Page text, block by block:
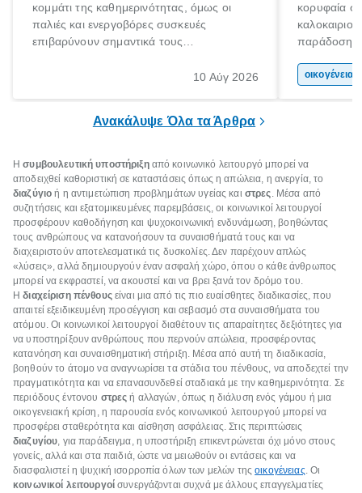
κομμάτι της καθημερινότητας, όμως οι
παλιές και ενεργοβόρες συσκευές
επιβαρύνουν σημαντικά τους
Εδώ ακριβώς έρχεται να βοηθήσει η
καλύπτουν μέρος του κόστους
10 Αύγ 2026
κορυφαία
παράδοση με
χώρας. Είτε
Ανακάλυψε Όλα τα Άρθρα
Ησυμβουλευτική υποστήριξηαπό κοινωνικό λειτουργό μπορεί να
αποδειχθεί καθοριστική σε καταστάσεις όπως η απώλεια, η ανεργία, το
διαζύγιο ή η αντιμετώπιση προβλημάτων υγείας και στρες. Μέσα από
συζητήσεις και εξατομικευμένες παρεμβάσεις, οι κοινωνικοί λειτουργοί
προσφέρουν καθοδήγηση και ψυχοκοινωνική ενδυνάμωση, βοηθώντας
τους ανθρώπους να κατανοήσουν τα συναισθήματά τους και να
διαχειριστούν αποτελεσματικά τις δυσκολίες. Δεν παρέχουν απλώς
«λύσεις», αλλά δημιουργούν έναν ασφαλή χώρο, όπου ο κάθε άνθρωπος
μπορεί να εκφραστεί, να ακουστεί και να βρει ξανά τον δρόμο του.
Ηδιαχείριση πένθουςείναι μια από τις πιο ευαίσθητες διαδικασίες, που
απαιτεί εξειδικευμένη προσέγγιση και σεβασμό στα συναισθήματα του
ατόμου. Οι κοινωνικοί λειτουργοί διαθέτουν τις απαραίτητες δεξιότητες για
να υποστηρίξουν ανθρώπους που περνούν απώλεια, προσφέροντας
κατανόηση και συναισθηματική στήριξη. Μέσα από αυτή τη διαδικασία,
βοηθούν το άτομο να αναγνωρίσει τα στάδια του πένθους, να αποδεχτεί την
πραγματικότητα και να επανασυνδεθεί σταδιακά με την καθημερινότητα. Σε
περιόδους έντονου στρες ή αλλαγών, όπως η διάλυση ενός γάμου ή μια
οικογενειακή κρίση, η παρουσία ενός κοινωνικού λειτουργού μπορεί να
προσφέρει σταθερότητα και αίσθηση ασφάλειας. Στις περιπτώσεις
διαζυγίου, για παράδειγμα, η υποστήριξη επικεντρώνεται όχι μόνο στους
γονείς, αλλά και στα παιδιά, ώστε να μειωθούν οι εντάσεις και να
διασφαλιστεί η ψυχική ισορροπία όλων των μελών τηςοικογένειας. Οι
κοινωνικοί λειτουργοίσυνεργάζονται συχνά με άλλους επαγγελματίες